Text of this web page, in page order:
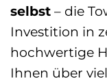
selbst – die
Investition in
hochwertige
Ihnen über